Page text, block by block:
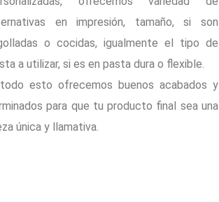
en impresión, tamaño, si son
o cocidas, igualmente el tipo de
a utilizar, si es en pasta dura o flexible.
esto ofrecemos buenos acabados y
para que tu producto final sea una
única y llamativa.